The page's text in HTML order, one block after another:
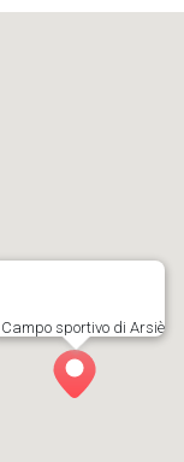
Campo sportivo di Arsiè